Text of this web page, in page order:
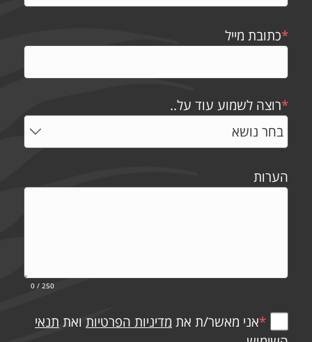
*כתובת מייל
*רוצה לשמוע עוד על..
הערות
0 / 250
*אני מאשר/ת את מדיניות הפרטיות ואת תנאי